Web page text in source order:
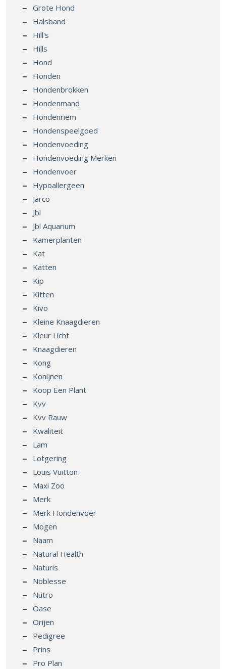
Grote Hond
Halsband
Hill's
Hills
Hond
Honden
Hondenbrokken
Hondenmand
Hondenriem
Hondenspeelgoed
Hondenvoeding
Hondenvoeding Merken
Hondenvoer
Hypoallergeen
Jarco
Jbl
Jbl Aquarium
Kamerplanten
Kat
Katten
Kip
Kitten
Kivo
Kleine Knaagdieren
Kleur Licht
Knaagdieren
Kong
Konijnen
Koop Een Plant
Kvv
Kvv Rauw
Kwaliteit
Lam
Lotgering
Louis Vuitton
Maxi Zoo
Merk
Merk Hondenvoer
Mogen
Naam
Natural Health
Naturis
Noblesse
Nutro
Oase
Orijen
Pedigree
Prins
Pro Plan